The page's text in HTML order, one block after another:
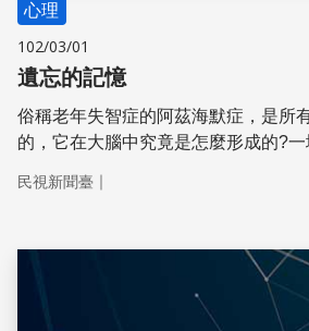
心理
102/03/01
遺忘的記憶
俗稱老年失智症的阿茲海默症，是所
的，它在大腦中究竟是怎麼形成的?一
民視新聞臺 ｜